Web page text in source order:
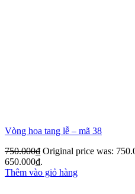
Vòng hoa tang lễ – mã 38
750.000₫ Original price was:
650.000₫.
Thêm vào giỏ hàng